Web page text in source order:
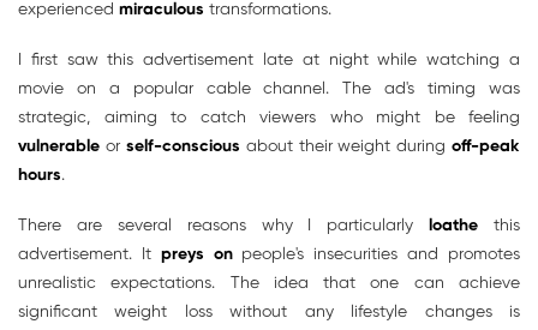
experienced miraculous transformations.
I first saw this advertisement late at night while watching a
movie on a popular cable channel. The ad's timing was
strategic, aiming to catch viewers who might be feeling
vulnerable or self-conscious about their weight duringoff-peak
hours.
There are several reasons why I particularly loathe this
advertisement. It preys on people's insecurities and promotes
unrealistic expectations. The idea that one can achieve
significant weight loss without any lifestyle changes is